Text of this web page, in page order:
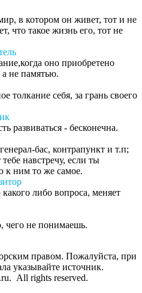
в котором он живет, тот и не
что такое жизнь его, тот не
оно приобретено
не памятью.
толкание себя, за грань своего
развиваться - бесконечна.
бас, контрапункт и т.п;
навстречу, если ты
к ним то же самое.
либо вопроса, меняет
чего не понимаешь.
правом. Пожалуйста, при
указывайте источник.
All rights reserved.